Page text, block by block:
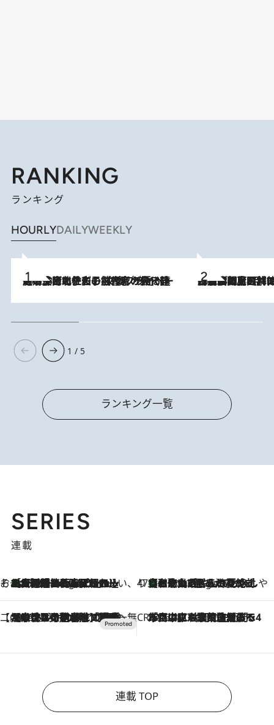
RANKING
ランキング
HOURLYDAILYWEEKLY
2026.8.3
《「文士の子ども被害者の会」発足！》阿川佐和子（72）が語る遠藤周作に北杜夫、劇作家・矢代静一の子どもたちの“文豪プライベート事件簿” 2026.8.8
「最後に見られてよかった」上野動物園の東園パンダ舎が解体前に特別公開。8月16日まで延長されたパネル展と共に辿る“半世紀”のパンダ飼育《解体工事の図面あり》
1 / 5
ランキング一覧
SERIES
連載
そおだよおこの関西おいしい、おやつ紀行8 Hours Ago
［大阪府箕面市］一皿一皿目の前で仕上げられる、料理を巧みに組み込んだアシェットデセールコース「ミチル アシェット デセール（Michiru assiette dessert）」 47都道府県の手みやげ ひんやりスイーツで夏を満喫
8 Hours Ago
【和歌山県】この夏絶対食べたい 冷やしておいしいおやつ3選 みかんがごろっと丸ごと入ったジュレ
【CREA×星野リゾート】唯一無二。癒しと発見が待つ場所へ
2026.8.7
【トンボの足水浴】ヒノキの香りに包まれて涼感マックス！約13℃の湧水かけ流しを避暑地「星野温泉 トンボの湯」で体験 CREA'S CHOICE
2026.8.7
「立川にも歌舞伎があるんだよ」 片岡仁左衛門・市川中車ら豪華座組みで4年目の立川立飛歌舞伎へ
連載 TOP